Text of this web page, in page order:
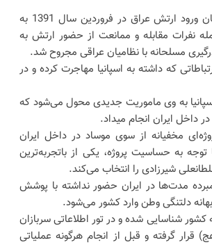
محکوم‌علیه در جریان ورود ارتش عراق در فروردین سال 1391 به
نفرات مقابله و ممانعت از حضور ارتش به
مسلحانه با نظامیان عراقی مجروح شد.
که داشته به اسپانیا مهاجرت کرده و در
به وی ماموریت جدیدی محول می‌شود که
داخل ایران انجام می‍داد.
مخفیانه از سوی موساد در داخل ایران
به حساسیت پروژه، یکی از باتجربه‌ترین
شیرزادی را انتخاب می‌کند.
مدت‌ها در ایران حضور نداشته با پوشش
بهانه دلتنگی وطن وارد کشور می‌شود.
شناسایی شده و در تور اطلاعاتی سربازان
قرار گرفته و قبل از انجام هرگونه عملیاتی